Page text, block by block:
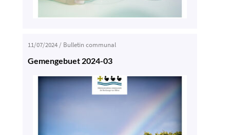
11/07/2024/ Bulletin communal
Gemengebuet 2024-03